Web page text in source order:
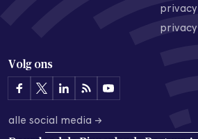
Volg ons
alle social media →